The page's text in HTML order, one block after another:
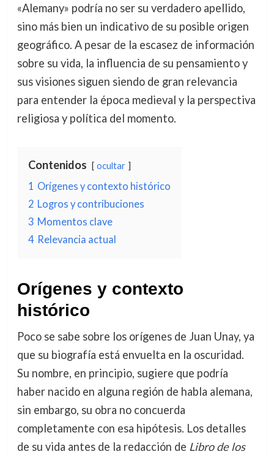
«Alemany» podría no ser su verdadero apellido,
sino más bien un indicativo de su posible origen
geográfico. A pesar de la escasez de información
sobre su vida, la influencia de su pensamiento y
sus visiones siguen siendo de gran relevancia
para entender la época medieval y la perspectiva
religiosa y política del momento.
Contenidos ocultar
1 Orígenes y contexto histórico
2 Logros y contribuciones
3 Momentos clave
4 Relevancia actual
Orígenes y contexto
histórico
Poco se sabe sobre los orígenes de Juan Unay, ya
que su biografía está envuelta en la oscuridad.
Su nombre, en principio, sugiere que podría
haber nacido en alguna región de habla alemana,
sin embargo, su obra no concuerda
completamente con esa hipótesis. Los detalles
de su vida antes de la redacción de Libro de los